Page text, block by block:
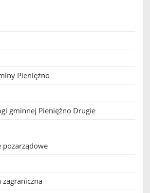
Pieniężno
gminnej Pieniężno Drugie
pozarządowe
zagraniczna